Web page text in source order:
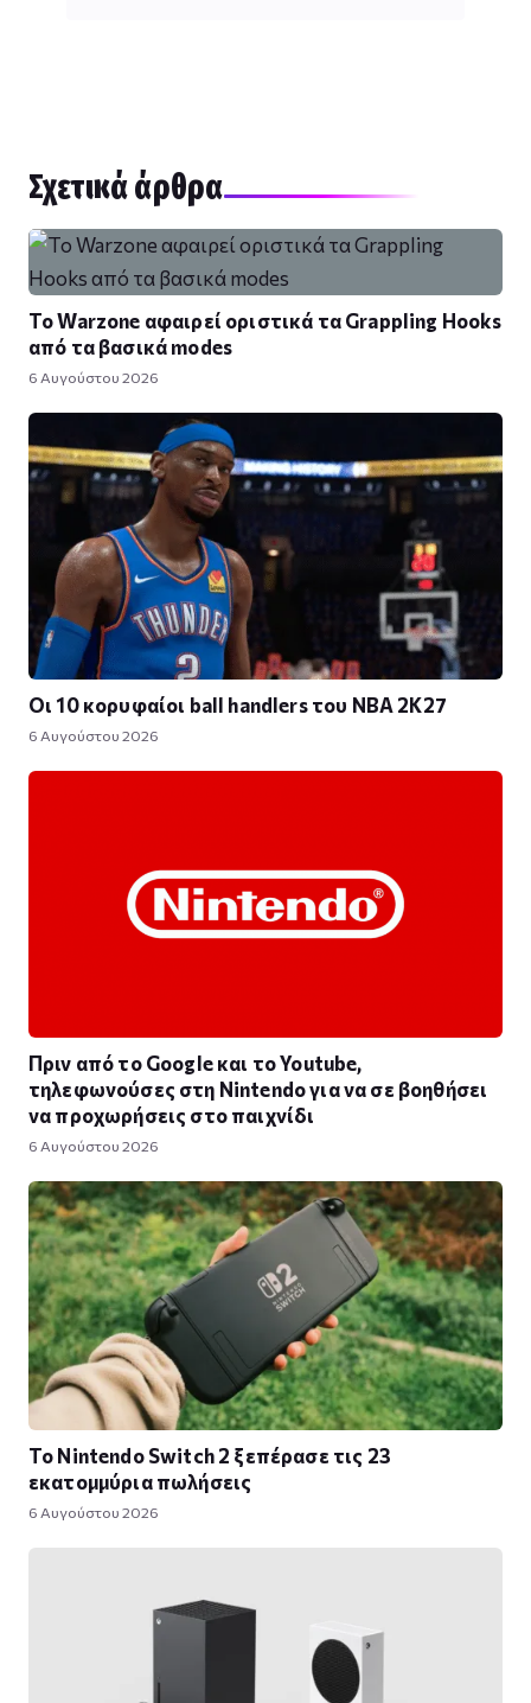
Σχετικά άρθρα
Το Warzone αφαιρεί οριστικά τα Grappling Hooks
από τα βασικά modes
6 Αυγούστου 2026
Οι 10 κορυφαίοι ball handlers του NBA 2K27
6 Αυγούστου 2026
Πριν από το Google και το Youtube,
τηλεφωνούσες στη Nintendo για να σε βοηθήσει
να προχωρήσεις στο παιχνίδι
6 Αυγούστου 2026
Το Nintendo Switch 2 ξεπέρασε τις 23
εκατομμύρια πωλήσεις
6 Αυγούστου 2026